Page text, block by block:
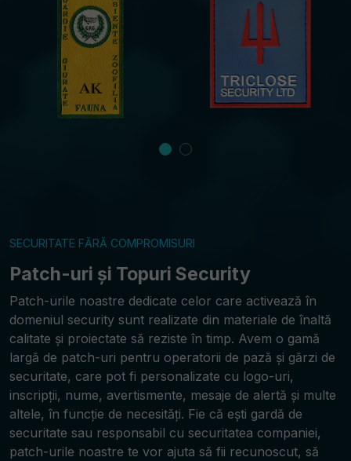
SECURITATE FĂRĂ COMPROMISURI
Patch-uri și Topuri Security
Patch-urile noastre dedicate celor care activează în
domeniul security sunt realizate din materiale de înaltă
calitate și proiectate să reziste în timp. Avem o gamă
largă de patch-uri pentru operatorii de pază și gărzi de
securitate, care pot fi personalizate cu logo-uri,
inscripții, nume, avertismente, mesaje de alertă și multe
altele, în funcție de necesități. Fie că ești gardă de
securitate sau responsabil cu securitatea companiei,
patch-urile noastre te vor ajuta să fii recunoscut, să